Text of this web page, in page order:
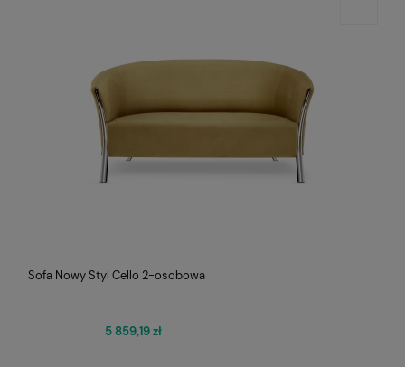
Sofa Nowy Styl Cello 2-osobowa
5 859,19 zł